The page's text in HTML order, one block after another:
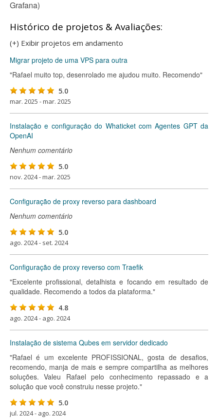
Grafana)
Histórico de projetos & Avaliações:
(+) Exibir projetos em andamento
Migrar projeto de uma VPS para outra
"Rafael muito top, desenrolado me ajudou muito. Recomendo"
5.0
mar. 2025 - mar. 2025
Instalação e configuração do Whaticket com Agentes GPT da
OpenAI
Nenhum comentário
5.0
nov. 2024 - mar. 2025
Configuração de proxy reverso para dashboard
Nenhum comentário
5.0
ago. 2024 - set. 2024
Configuração de proxy reverso com Traefik
"Excelente profissional, detalhista e focando em resultado de
qualidade. Recomendo a todos da plataforma."
4.8
ago. 2024 - ago. 2024
Instalação de sistema Qubes em servidor dedicado
"Rafael é um excelente PROFISSIONAL, gosta de desafios,
recomendo, manja de mais e sempre compartilha as melhores
soluções. Valeu Rafael pelo conhecimento repassado e a
solução que você construiu nesse projeto."
5.0
jul. 2024 - ago. 2024